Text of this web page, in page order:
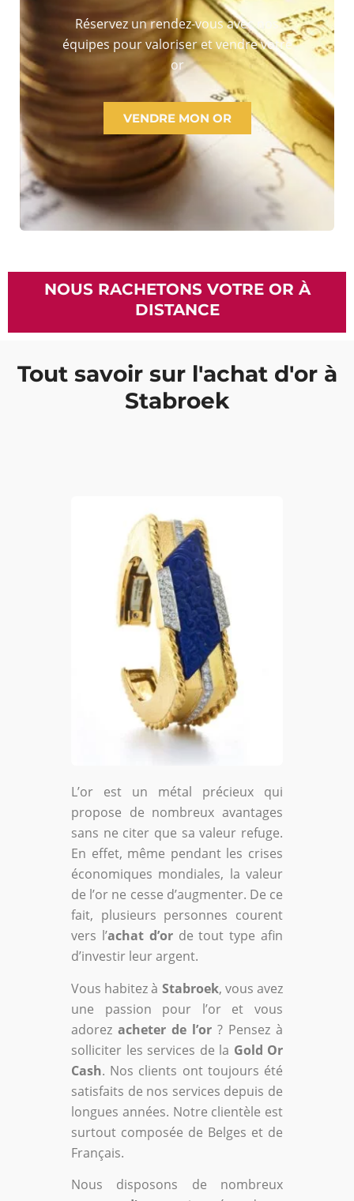
Réservez un rendez-vous avec nos
équipes pour valoriser et vendre votre
or
VENDRE MON OR
NOUS RACHETONS VOTRE OR À
DISTANCE
Tout savoir sur l'achat d'or à
Stabroek
L’or est un métal précieux qui
propose de nombreux avantages
sans ne citer que sa valeur refuge.
En effet, même pendant les crises
économiques mondiales, la valeur
de l’or ne cesse d’augmenter. De ce
fait, plusieurs personnes courent
vers l’achat d’or de tout type afin
d’investir leur argent.
Vous habitez à Stabroek, vous avez
une passion pour l’or et vous
adorez acheter de l’or ? Pensez à
solliciter les services de la Gold Or
Cash. Nos clients ont toujours été
satisfaits de nos services depuis de
longues années. Notre clientèle est
surtout composée de Belges et de
Français.
Nous disposons de nombreux